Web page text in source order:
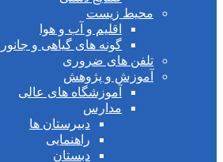
محیط زیست
اقلیم و آب و هوا
گونه های گیاهی و جانوری
تلفن های ضروری
آموزش و پژوهش
آموزشگاه های عالی
دبیرستان ها